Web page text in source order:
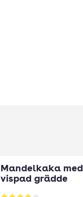
Mandelkaka med
vispad grädde